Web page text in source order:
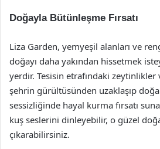
Doğayla Bütünleşme Fırsatı
Liza Garden, yemyeşil alanları ve
doğayı daha yakından hissetmek
yerdir. Tesisin etrafındaki zeytinlikler
şehrin gürültüsünden uzaklaşıp
sessizliğinde hayal kurma fırsatı
kuş seslerini dinleyebilir, o güzel
çıkarabilirsiniz.